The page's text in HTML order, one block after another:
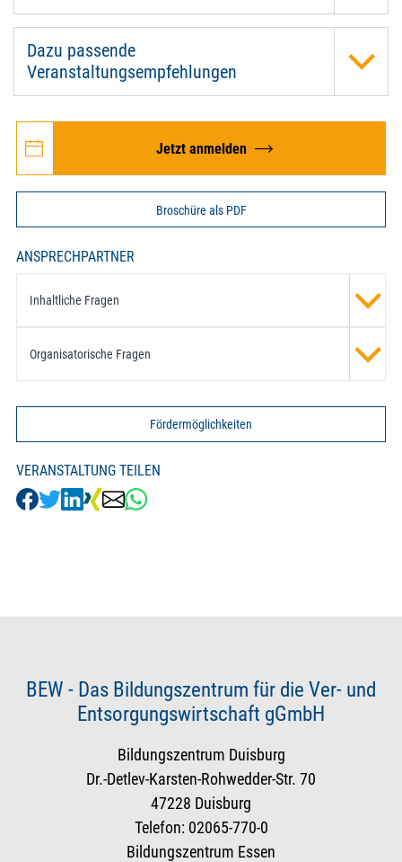
Dazu passende
Veranstaltungsempfehlungen
Jetzt anmelden
Broschüre als PDF
ANSPRECHPARTNER
Inhaltliche Fragen
Organisatorische Fragen
Fördermöglichkeiten
VERANSTALTUNG TEILEN
BEW - Das Bildungszentrum für die Ver- und
Entsorgungswirtschaft gGmbH
Bildungszentrum Duisburg
Dr.-Detlev-Karsten-Rohwedder-Str. 70
47228 Duisburg
Telefon: 02065-770-0
Bildungszentrum Essen